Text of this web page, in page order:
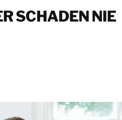
SCHADEN NIE